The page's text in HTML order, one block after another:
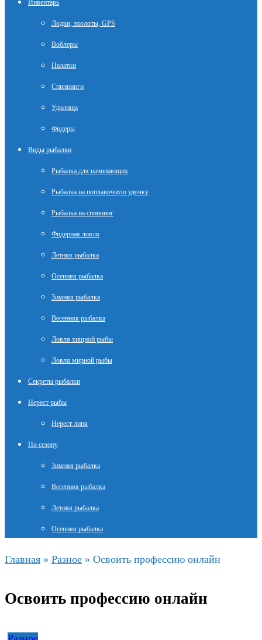
Инвентарь
Лодки, эхолоты, GPS
Воблеры
Палатки
Спиннинги
Удилища
Фидеры
Виды рыбалки
Рыбалка для начинающих
Рыбалка на поплавочную удочку
Рыбалка на спиннинг
Фидерная ловля
Летняя рыбалка
Осенняя рыбалка
Зимняя рыбалка
Весенняя рыбалка
Ловля хищной рыбы
Ловля мирной рыбы
Секреты рыбалки
Нерест рыбы
Нерест линя
По сезону
Зимняя рыбалка
Весенняя рыбалка
Летняя рыбалка
Осенняя рыбалка
Главная » Разное » Освоить профессию онлайн
Освоить профессию онлайн